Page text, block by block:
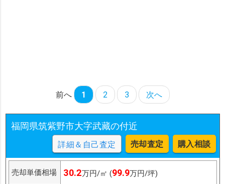
前へ 1 2 3 次へ
福岡県筑紫野市大字武藏の付近
詳細＆自己査定 売却査定 購入相談
売却単価相場 30.2万円/㎡ (99.9万円/坪)